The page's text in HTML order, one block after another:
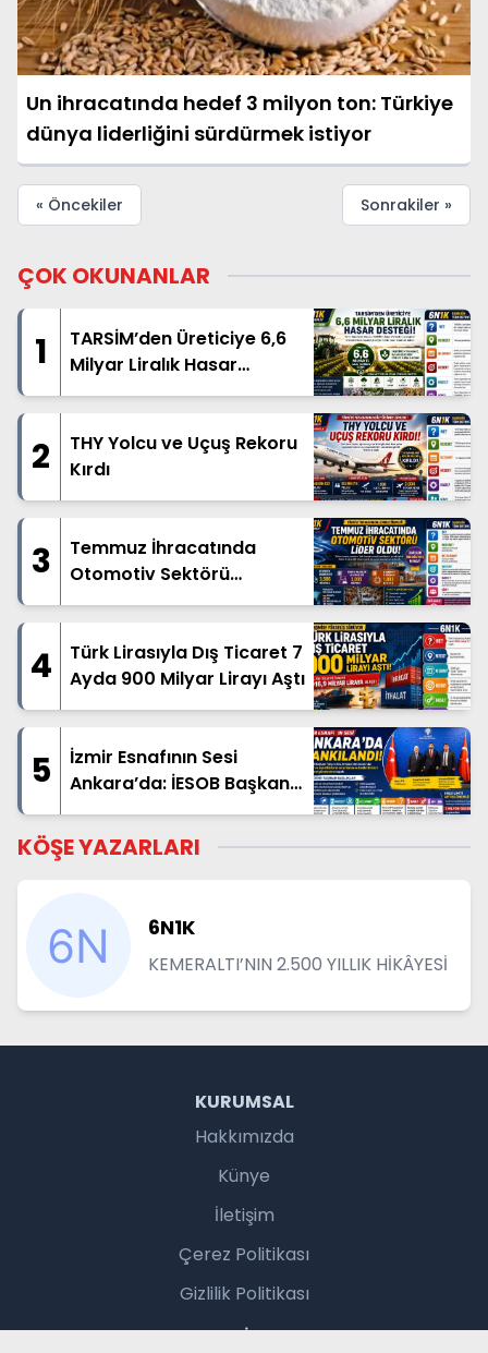
Un ihracatında hedef 3 milyon ton: Türkiye
dünya liderliğini sürdürmek istiyor
« Öncekiler Sonrakiler »
ÇOK OKUNANLAR
1
TARSİM’den Üreticiye 6,6
Milyar Liralık Hasar
Desteği
2
THY Yolcu ve Uçuş Rekoru
Kırdı
3
Temmuz İhracatında
Otomotiv Sektörü
Zirvedeki Yerini Korudu
4
Türk Lirasıyla Dış Ticaret 7
Ayda 900 Milyar Lirayı Aştı
5
İzmir Esnafının Sesi
Ankara’da: İESOB Başkanı
Ata Esnafın Taleplerini
Başkent Gündemine
Taşıdı
KÖŞE YAZARLARI
6N1K
KEMERALTI’NIN 2.500 YILLIK HİKÂYESİ
KURUMSAL
Hakkımızda
Künye
İletişim
Çerez Politikası
Gizlilik Politikası
SERVISLER